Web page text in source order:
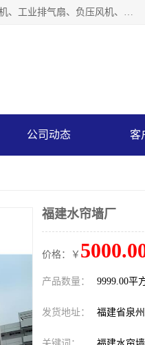
泉州力顺电器有限公司主营：泉州降温水帘、泉州负压风机、泉州冷风机空调、工业排气扇、冷风机、工业排气扇、负压风机、负压风机、水冷空调、降温水帘等产品。为用户解决了通风、降温、除味、除尘等难题，其环保、节能的理念与用户的实践检验结果相吻合，赢得了广大客户的信誉和青睐。
公司动态 客
福建水帘墙厂
价格：￥
产品数量： 9999.00平
发货地址： 福建省泉